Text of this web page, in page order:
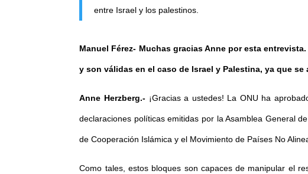
entre Israel y los palestinos.
Manuel Férez- Muchas gracias Anne por esta
y son válidas en el caso de Israel y Palestina, ya que
Anne Herzberg.- ¡Gracias a ustedes! La ONU ha
declaraciones políticas emitidas por la Asamblea General
de Cooperación Islámica y el Movimiento de Países No
Como tales, estos bloques son capaces de manipular el